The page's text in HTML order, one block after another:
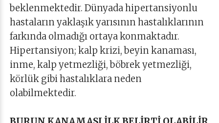
beklenmektedir. Dünyada hipertansiyonlu
hastaların yaklaşık yarısının hastalıklarının
farkında olmadığı ortaya konmaktadır.
Hipertansiyon; kalp krizi, beyin kanaması,
inme, kalp yetmezliği, böbrek yetmezliği,
körlük gibi hastalıklara neden
olabilmektedir.